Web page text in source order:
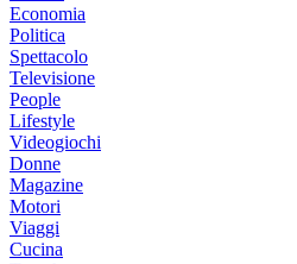
Economia
Politica
Spettacolo
Televisione
People
Lifestyle
Videogiochi
Donne
Magazine
Motori
Viaggi
Cucina